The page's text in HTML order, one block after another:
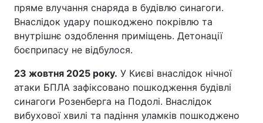
пряме влучання снаряда в будівлю синагоги.
Внаслідок удару пошкоджено покрівлю та
внутрішнє оздоблення приміщень. Детонації
боєприпасу не відбулося.
23 жовтня 2025 року. У Києві внаслідок нічної
атаки БПЛА зафіксовано пошкодження будівлі
синагоги Розенберга на Подолі. Внаслідок
вибухової хвилі та падіння уламків пошкоджено